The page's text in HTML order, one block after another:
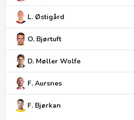
L. Østigård
O. Bjørtuft
D. Møller Wolfe
F. Aursnes
F. Bjørkan